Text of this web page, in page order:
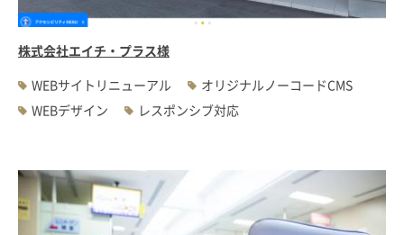
株式会社エイチ・プラス様
WEBサイトリニューアル
オリジナルノーコードCMS
WEBデザイン
レスポンシブ対応